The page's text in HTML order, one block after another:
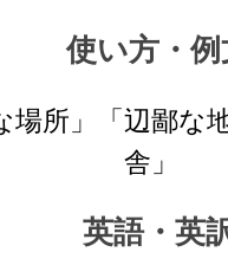
使い方・
場所」「辺鄙な
舎」
英語・英